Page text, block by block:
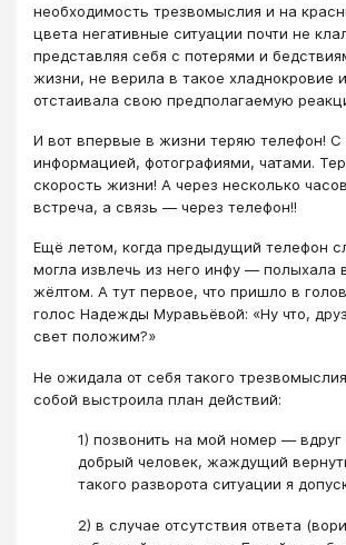
необходимость трезвомыслия и на
цвета негативные ситуации почти не
представляя себя с потерями и
жизни, не верила в такое хладнокровие
отстаивала свою предполагаемую
И вот впервые в жизни теряю телефон! С
информацией, фотографиями, чатами.
скорость жизни! А через несколько
встреча, а связь — через телефон!!
Ещё летом, когда предыдущий телефон
могла извлечь из него инфу — полыхала
жёлтом. А тут первое, что пришло в
голос Надежды Муравьёвой: «Ну что,
свет положим?»
Не ожидала от себя такого
собой выстроила план действий:
1) позвонить на мой номер — вдруг
добрый человек, жаждущий
такого разворота ситуации я
2) в случае отсутствия ответа